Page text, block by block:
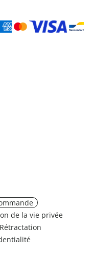
de la vie privée
Rétractation